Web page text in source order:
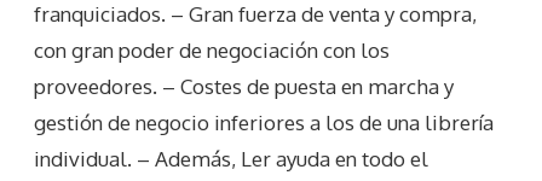
franquiciados. – Gran fuerza de venta y compra,
con gran poder de negociación con los
proveedores. – Costes de puesta en marcha y
gestión de negocio inferiores a los de una librería
individual. – Además, Ler ayuda en todo el